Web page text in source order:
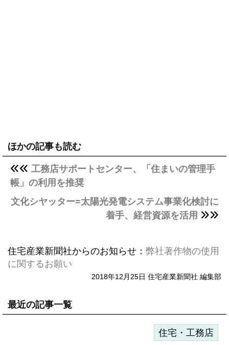
ほかの記事も読む
工務店サポートセンター、「住まいの管理手
帳」の利用を推奨
文化シヤッター=太陽光発電システム事業化検討に
着手、経営資源を活用
住宅産業新聞社からのお知らせ： 弊社著作物の使用
に関するお願い
2018年12月25日 住宅産業新聞社 編集部
最近の記事一覧
住宅・工務店